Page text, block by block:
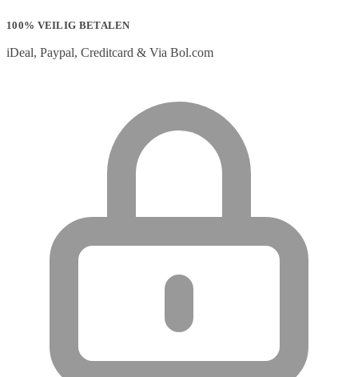
100% VEILIG BETALEN
iDeal, Paypal, Creditcard & Via Bol.com